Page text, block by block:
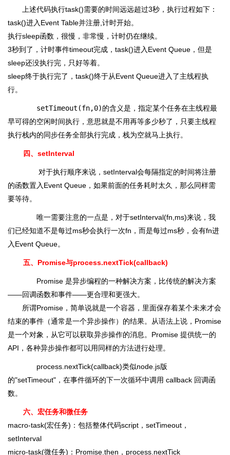
上述代码执行task()需要的时间远远超过3秒，执行过程如下：
task()进入Event Table并注册,计时开始。
执行sleep函数，很慢，非常慢，计时仍在继续。
3秒到了，计时事件timeout完成，task()进入Event Queue，但是
sleep还没执行完，只好等着。
sleep终于执行完了，task()终于从Event Queue进入了主线程执
行。
setTimeout(fn,0)的含义是，指定某个任务在主线程最
早可得的空闲时间执行，意思就是不用再等多少秒了，只要主线程
执行栈内的同步任务全部执行完成，栈为空就马上执行。
四、setInterval
对于执行顺序来说，setInterval会每隔指定的时间将注册
的函数置入Event Queue，如果前面的任务耗时太久，那么同样需
要等待。
唯一需要注意的一点是，对于setInterval(fn,ms)来说，我
们已经知道不是每过ms秒会执行一次fn，而是每过ms秒，会有fn进
入Event Queue。
五、Promise与process.nextTick(callback)
Promise 是异步编程的一种解决方案，比传统的解决方案
――回调函数和事件――更合理和更强大。
所谓Promise，简单说就是一个容器，里面保存着某个未来才会
结束的事件（通常是一个异步操作）的结果。从语法上说，Promise
是一个对象，从它可以获取异步操作的消息。Promise 提供统一的
API，各种异步操作都可以用同样的方法进行处理。
process.nextTick(callback)类似node.js版
的"setTimeout"，在事件循环的下一次循环中调用 callback 回调函
数。
六、宏任务和微任务
macro-task(宏任务)：包括整体代码script，setTimeout，
setInterval
micro-task(微任务)：Promise.then，process.nextTick